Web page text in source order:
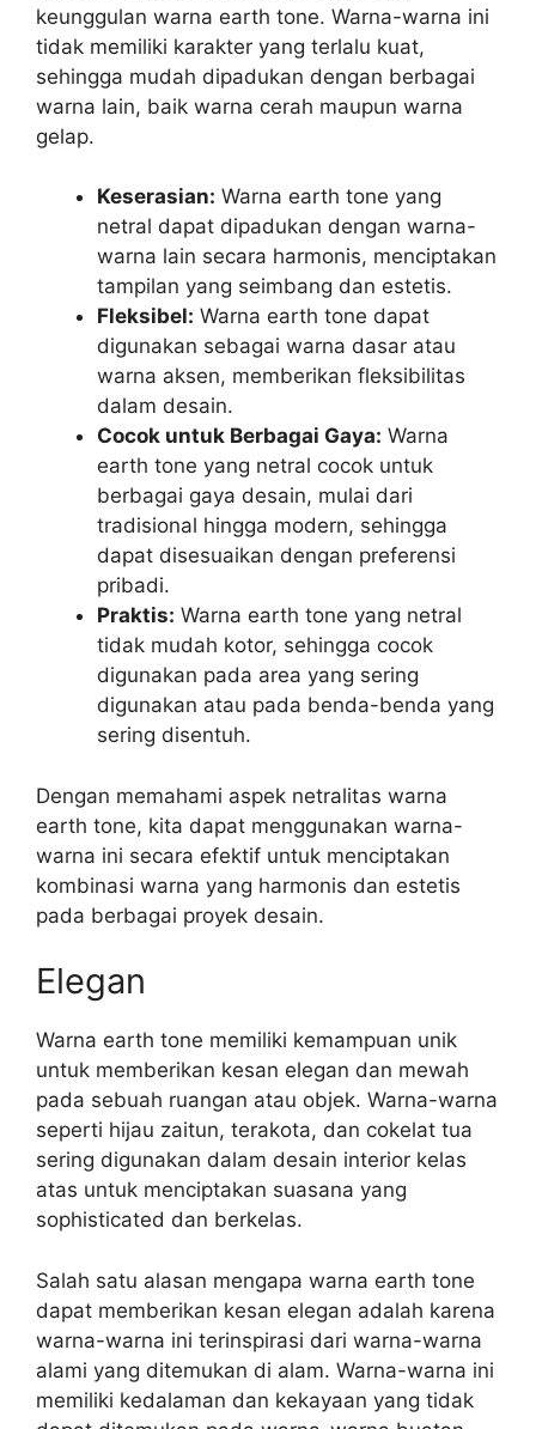
keunggulan warna earth tone. Warna-warna ini
tidak memiliki karakter yang terlalu kuat,
sehingga mudah dipadukan dengan berbagai
warna lain, baik warna cerah maupun warna
gelap.
Keserasian: Warna earth tone yang
netral dapat dipadukan dengan warna-
warna lain secara harmonis, menciptakan
tampilan yang seimbang dan estetis.
Fleksibel: Warna earth tone dapat
digunakan sebagai warna dasar atau
warna aksen, memberikan fleksibilitas
dalam desain.
Cocok untuk Berbagai Gaya: Warna
earth tone yang netral cocok untuk
berbagai gaya desain, mulai dari
tradisional hingga modern, sehingga
dapat disesuaikan dengan preferensi
pribadi.
Praktis: Warna earth tone yang netral
tidak mudah kotor, sehingga cocok
digunakan pada area yang sering
digunakan atau pada benda-benda yang
sering disentuh.
Dengan memahami aspek netralitas warna
earth tone, kita dapat menggunakan warna-
warna ini secara efektif untuk menciptakan
kombinasi warna yang harmonis dan estetis
pada berbagai proyek desain.
Elegan
Warna earth tone memiliki kemampuan unik
untuk memberikan kesan elegan dan mewah
pada sebuah ruangan atau objek. Warna-warna
seperti hijau zaitun, terakota, dan cokelat tua
sering digunakan dalam desain interior kelas
atas untuk menciptakan suasana yang
sophisticated dan berkelas.
Salah satu alasan mengapa warna earth tone
dapat memberikan kesan elegan adalah karena
warna-warna ini terinspirasi dari warna-warna
alami yang ditemukan di alam. Warna-warna ini
memiliki kedalaman dan kekayaan yang tidak